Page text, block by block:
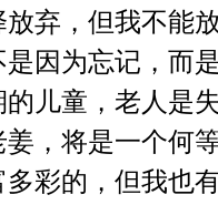
弃，但我不能
因为忘记，而
的儿童，老人是
，将是一个何
彩的，但我也